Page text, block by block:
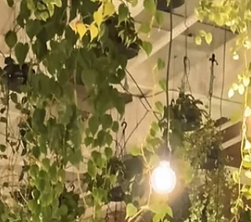
Museu Municipal de Penafiel. As projeções têm início
nesta sexta-feira, 31 de julho, com Aniki-Bóbó de
Manoel de Oliveira, um clássico da filmografia
portuguesa e uma das mais memoráveis obras do
realizador. O filme te